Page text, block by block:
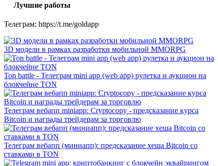
Лучшие работы
Телеграм: https://t.me/goldapp
3D модели в рамках разработки мобильной MMORPG
Ton battle - Телеграм mini app (web app) рулетка и аукцион на
блокчейне TON
Телеграм вебапп miniapp: Cryptocopy - предсказание курса
Bitcoin и награды трейдерам за торговлю
Телеграм вебапп (миниапп): предсказание хеша Bitcoin со
ставками в TON